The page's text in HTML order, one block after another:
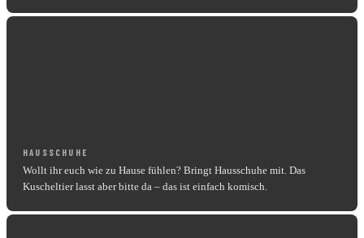
HAUSSCHUHE
Wollt ihr euch wie zu Hause fühlen? Bringt Hausschuhe mit. Das
Kuscheltier lasst aber bitte da – das ist einfach komisch.